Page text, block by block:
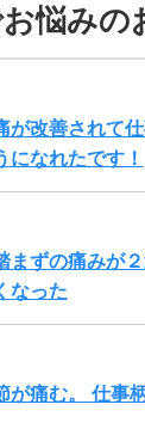
悩みの
が改善されて
になれたです！
まずの痛みが
なった
が痛む。 仕事